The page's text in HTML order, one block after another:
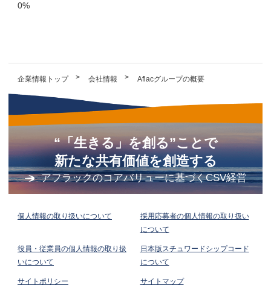
0%
企業情報トップ 会社情報 Aflacグループの概要
“「生きる」を創る”ことで
新たな共有価値を創造する
アフラックのコアバリューに基づくCSV経営
個人情報の取り扱いについて
採用応募者の個人情報の取り扱い
について
役員・従業員の個人情報の取り扱
いについて
日本版スチュワードシップコード
について
サイトポリシー サイトマップ